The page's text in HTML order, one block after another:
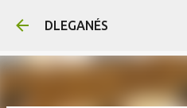
DLEGANÉS